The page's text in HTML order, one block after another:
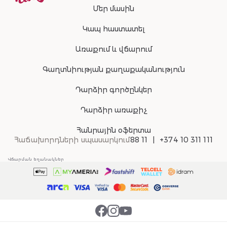
Մեր մասին
Կապ հաստատել
Առաքում և վճարում
Գաղտնիության քաղաքականություն
Դարձիր գործընկեր
Դարձիր առաքիչ
Հանրային օֆերտա
Հաճախորդների սպասարկում88 11 +374 10 311 111
Վճարման եղանակներ